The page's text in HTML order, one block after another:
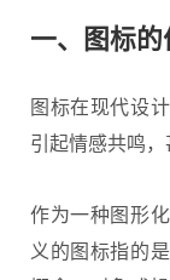
一、图标
图标在现代设
引起情感共鸣，
作为一种图形
义的图标指的